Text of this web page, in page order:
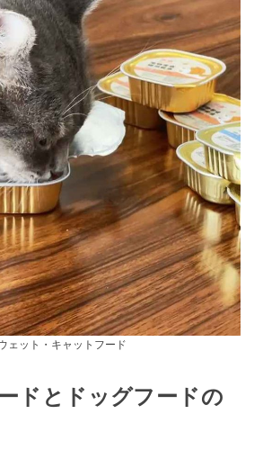
ェット・キャットフード
ドとドッグフードの